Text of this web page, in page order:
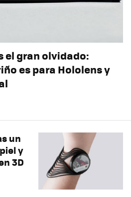
el gran olvidado:
es para Hololens y
un
y
3D